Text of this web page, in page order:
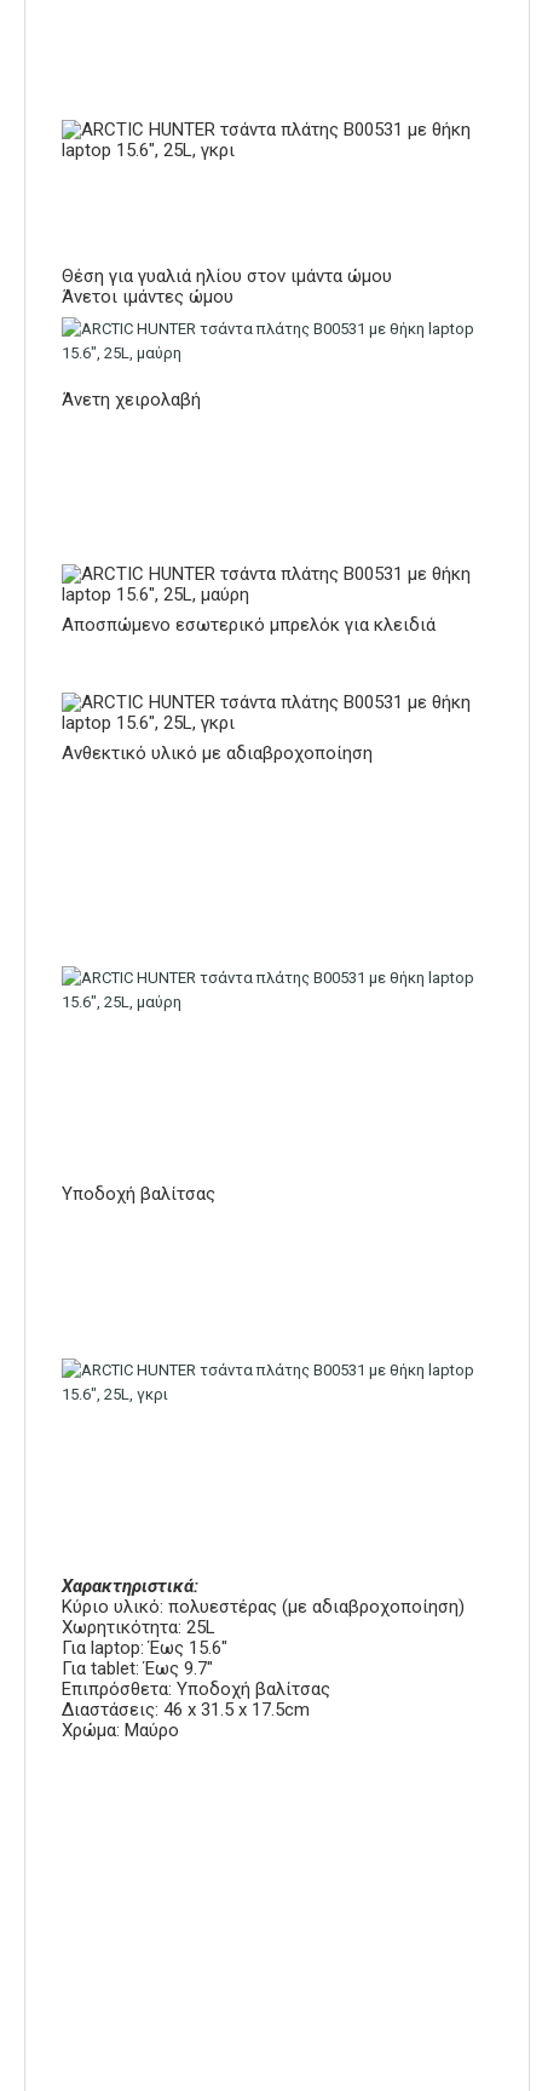
Θέση για γυαλιά ηλίου στον ιμάντα ώμου
Άνετοι ιμάντες ώμου
Άνετη χειρολαβή
Αποσπώμενο εσωτερικό μπρελόκ για κλειδιά
Ανθεκτικό υλικό με αδιαβροχοποίηση
Υποδοχή βαλίτσας
Χαρακτηριστικά:
Κύριο υλικό: πολυεστέρας (με αδιαβροχοποίηση)
Χωρητικότητα: 25L
Για laptop: Έως 15.6″
Για tablet: Έως 9.7″
Επιπρόσθετα: Υποδοχή βαλίτσας
Διαστάσεις: 46 x 31.5 x 17.5cm
Χρώμα: Μαύρο